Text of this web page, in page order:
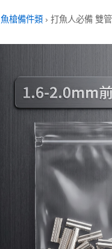
魚槍備件類 › 打魚人必備 雙